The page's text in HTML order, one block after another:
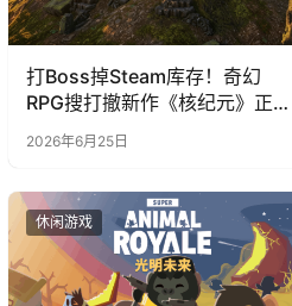
打Boss掉Steam库存！奇幻
RPG搜打撤新作《核纪元》正式
上线Steam：武器属性全靠手
造，暴死全掉光！
2026年6月25日
休闲游戏